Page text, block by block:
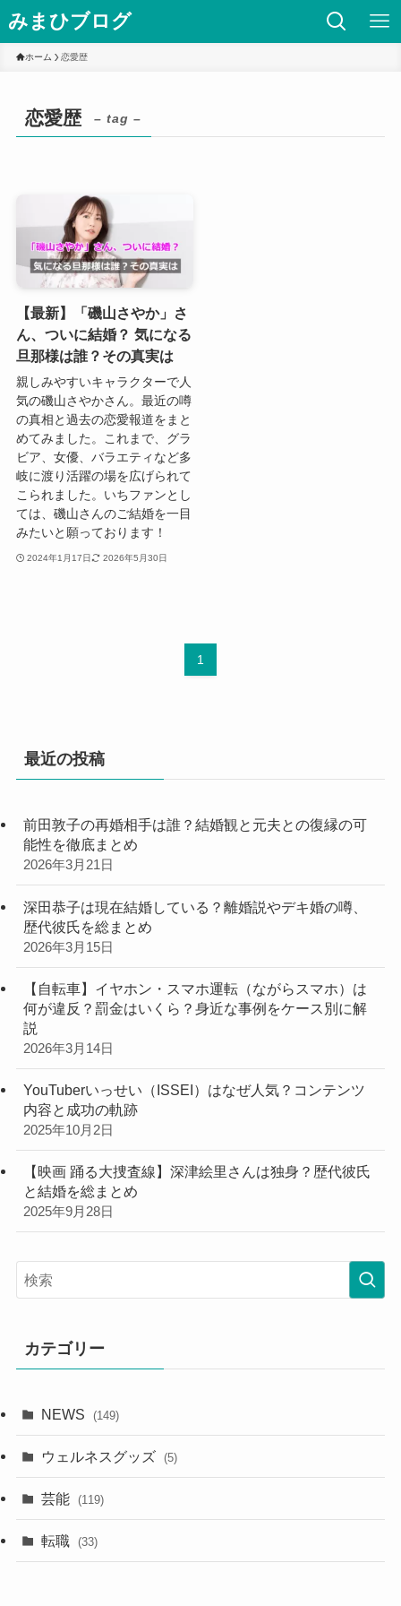
みまひブログ
ホーム 恋愛歴
恋愛歴 – tag –
【最新】「磯山さやか」さ
ん、ついに結婚？ 気になる
旦那様は誰？その真実は
親しみやすいキャラクターで人
気の磯山さやかさん。最近の噂
の真相と過去の恋愛報道をまと
めてみました。これまで、グラ
ビア、女優、バラエティなど多
岐に渡り活躍の場を広げられて
こられました。いちファンとし
ては、磯山さんのご結婚を一目
みたいと願っております！
2024年1月17日 2026年5月30日
1
最近の投稿
前田敦子の再婚相手は誰？結婚観と元夫との復縁の可
能性を徹底まとめ
2026年3月21日
深田恭子は現在結婚している？離婚説やデキ婚の噂、
歴代彼氏を総まとめ
2026年3月15日
【自転車】イヤホン・スマホ運転（ながらスマホ）は
何が違反？罰金はいくら？身近な事例をケース別に解
説
2026年3月14日
YouTuberいっせい（ISSEI）はなぜ人気？コンテンツ
内容と成功の軌跡
2025年10月2日
【映画 踊る大捜査線】深津絵里さんは独身？歴代彼氏
と結婚を総まとめ
2025年9月28日
カテゴリー
NEWS (149)
ウェルネスグッズ (5)
芸能 (119)
転職 (33)